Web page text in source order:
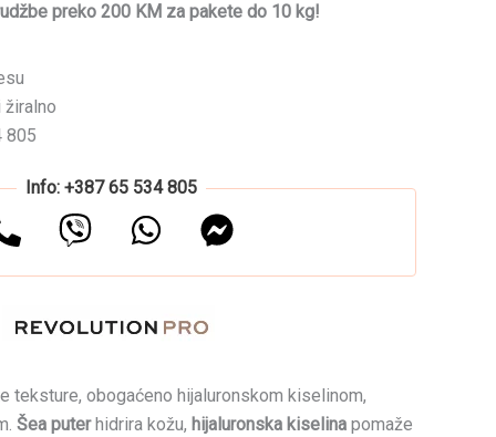
preko 200 KM za pakete do 10 kg!
žiralno
805
Info: +387 65 534 805
teksture, obogaćeno hijaluronskom kiselinom,
Šea puterhidrira kožu, hijaluronska kiselina pomaže